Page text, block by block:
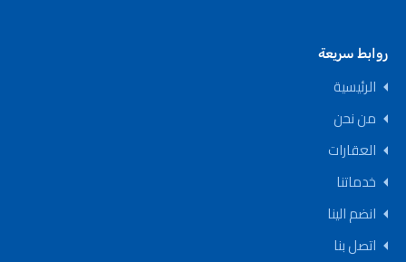
روابط سريعة
الرئيسية
من نحن
العقارات
خدماتنا
انضم الينا
اتصل بنا